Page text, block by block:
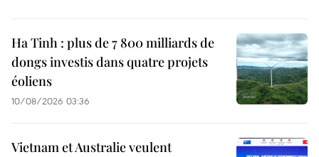
Ha Tinh : plus de 7 800 milliards de
dongs investis dans quatre projets
éoliens
10/08/2026 03:36
Vietnam et Australie veulent